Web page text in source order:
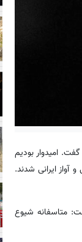
امیدوار بودیم
آواز ایرانی شدند.
متاسفانه شیوع